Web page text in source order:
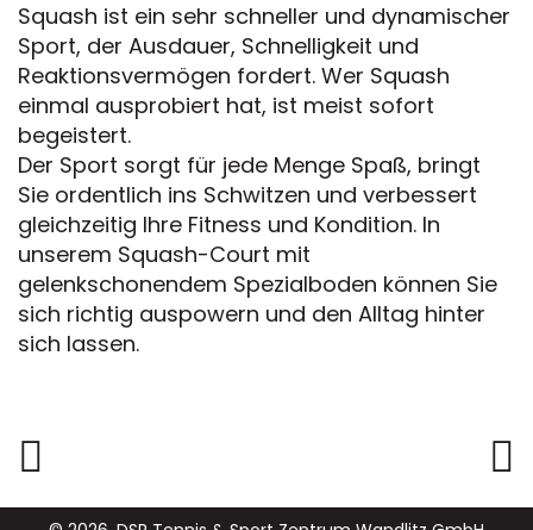
Squash ist ein sehr schneller und dynamischer
Sport, der Ausdauer, Schnelligkeit und
Reaktionsvermögen fordert. Wer Squash
einmal ausprobiert hat, ist meist sofort
begeistert.
Der Sport sorgt für jede Menge Spaß, bringt
Sie ordentlich ins Schwitzen und verbessert
gleichzeitig Ihre Fitness und Kondition. In
unserem Squash-Court mit
gelenkschonendem Spezialboden können Sie
sich richtig auspowern und den Alltag hinter
sich lassen.